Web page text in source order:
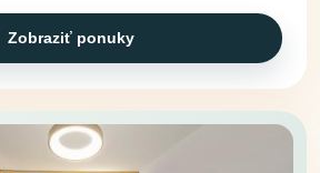
Zobraziť ponuky